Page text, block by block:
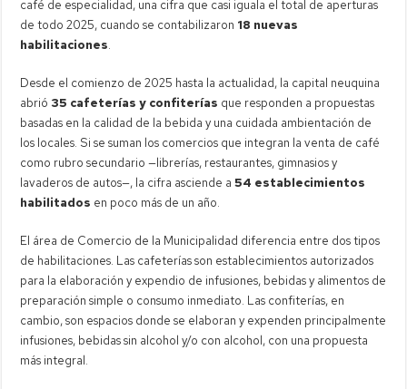
café de especialidad, una cifra que casi iguala el total de aperturas
de todo 2025, cuando se contabilizaron 18 nuevas
habilitaciones.
Desde el comienzo de 2025 hasta la actualidad, la capital neuquina
abrió 35 cafeterías y confiterías que responden a propuestas
basadas en la calidad de la bebida y una cuidada ambientación de
los locales. Si se suman los comercios que integran la venta de café
como rubro secundario —librerías, restaurantes, gimnasios y
lavaderos de autos—, la cifra asciende a54 establecimientos
habilitados en poco más de un año.
El área de Comercio de la Municipalidad diferencia entre dos tipos
de habilitaciones. Las cafeterías son establecimientos autorizados
para la elaboración y expendio de infusiones, bebidas y alimentos de
preparación simple o consumo inmediato. Las confiterías, en
cambio, son espacios donde se elaboran y expenden principalmente
infusiones, bebidas sin alcohol y/o con alcohol, con una propuesta
más integral.